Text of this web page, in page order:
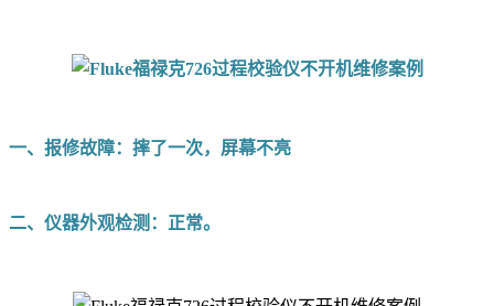
一、报修故障：摔了一次，屏幕不亮
二、仪器外观检测：正常。